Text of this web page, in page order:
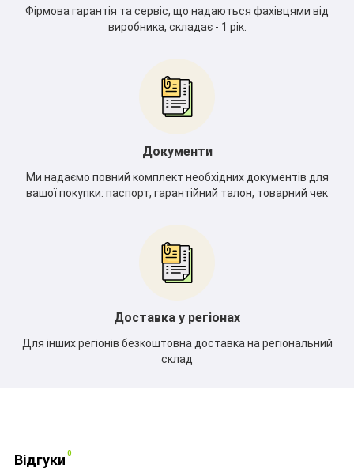
Фірмова гарантія та сервіс, що надаються фахівцями від
виробника, складає - 1 рік.
Документи
Ми надаємо повний комплект необхідних документів для
вашої покупки: паспорт, гарантійний талон, товарний чек
Доставка у регіонах
Для інших регіонів безкоштовна доставка на регіональний
склад
Відгуки 0